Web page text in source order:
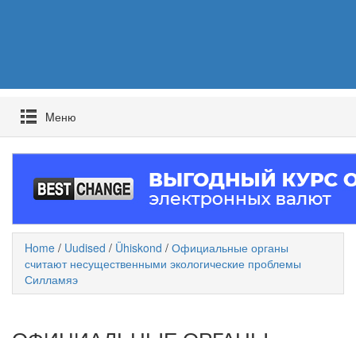
Mеню
Home / Uudised / Ühiskond / Официальные органы
считают несущественными экологические проблемы
Силламяэ